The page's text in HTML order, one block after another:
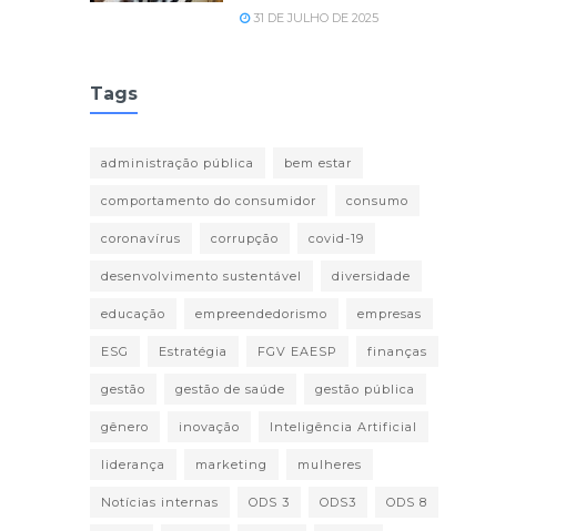
31 DE JULHO DE 2025
Tags
administração pública bem estar
comportamento do consumidor consumo
coronavírus corrupção covid-19
desenvolvimento sustentável diversidade
educação empreendedorismo empresas
ESG Estratégia FGV EAESP finanças
gestão gestão de saúde gestão pública
gênero inovação Inteligência Artificial
liderança marketing mulheres
Notícias internas ODS 3 ODS3 ODS 8